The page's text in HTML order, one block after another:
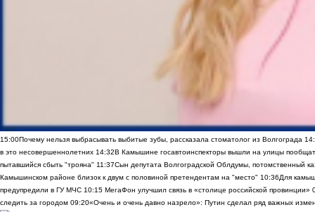
15:00Почему нельзя выбрасывать выбитые зубы, рассказала стоматолог из Волгограда
в это несовершеннолетних 14:32В Камышине госавтоинспекторы вышли на улицы
пытавшийся сбыть "трояна" 11:37Сын депутата Волгоградской Облдумы, потомственный
Камышинском районе близок к двум с половиной претендентам на "место" 10:36Для
предупредили в ГУ МЧС 10:15 МегаФон улучшил связь в «столице российской провинции»
следить за городом 09:20«Очень и очень давно назрело»: Путин сделал ряд важных